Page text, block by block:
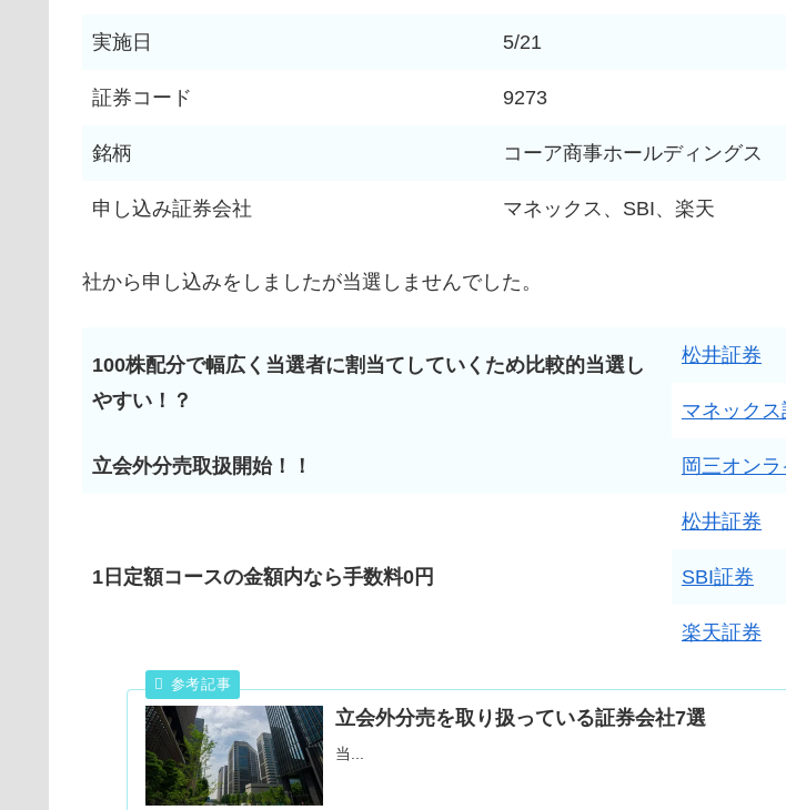
実施日 5/21
証券コード 9273
銘柄 コーア商事ホールディングス
申し込み証券会社 マネックス、SBI、楽天
社から申し込みをしましたが当選しませんでした。
100株配分で幅広く当選者に割当てしていくため比較的当選し
やすい！？
松井証券
マネックス
立会外分売取扱開始！！ 岡三オン
1日定額コースの金額内なら手数料0円
松井証券
SBI証券
楽天証券
立会外分売を取り扱っている証券会社7選
当...